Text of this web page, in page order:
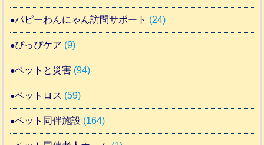
パピーわんにゃん訪問サポート (24)
ぴっぴケア (9)
ペットと災害 (94)
ペットロス (59)
ペット同伴施設 (164)